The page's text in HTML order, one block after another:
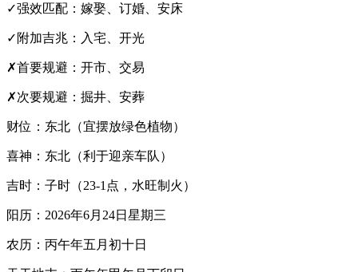
✓强效匹配：嫁娶、订婚、安床
✓附加吉兆：入宅、开光
✗首要规避：开市、交易
✗次要规避：掘井、安葬
财位：东北（宜摆放绿色植物）
喜神：东北（利于迎亲车队）
吉时：子时（23-1点，水旺制火）
阳历：2026年6月24日星期三
农历：丙午年五月初十日